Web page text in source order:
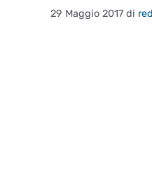
29 Maggio 2017 di